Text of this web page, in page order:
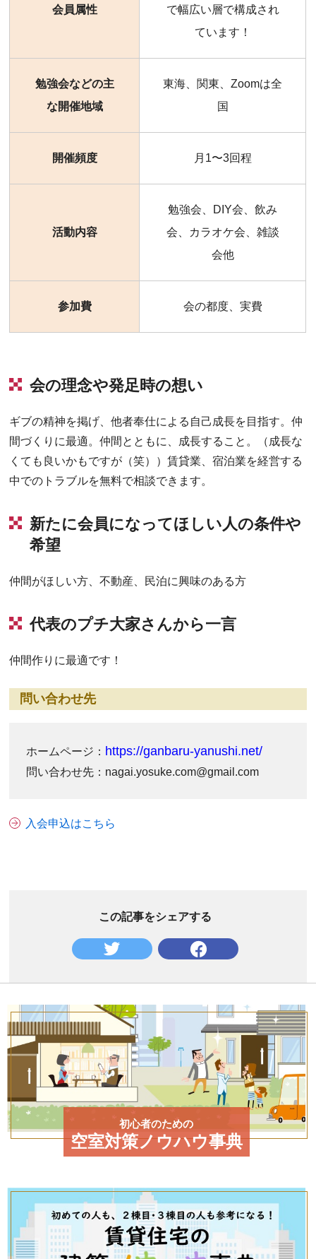
会員属性
で幅広い層で構成され
ています！
勉強会などの主
な開催地域
東海、関東、Zoomは全
国
開催頻度 月1〜3回程
活動内容
勉強会、DIY会、飲み
会、カラオケ会、雑談
会他
参加費 会の都度、実費
会の理念や発足時の想い
ギブの精神を掲げ、他者奉仕による自己成長を目指す。仲
間づくりに最適。仲間とともに、成長すること。（成長な
くても良いかもですが（笑））賃貸業、宿泊業を経営する
中でのトラブルを無料で相談できます。
新たに会員になってほしい人の条件や
希望
仲間がほしい方、不動産、民泊に興味のある方
代表のプチ大家さんから一言
仲間作りに最適です！
問い合わせ先
ホームページ： https://ganbaru-yanushi.net/
問い合わせ先：nagai.yosuke.com@gmail.com
入会申込はこちら
この記事をシェアする
初心者のための
空室対策ノウハウ事典